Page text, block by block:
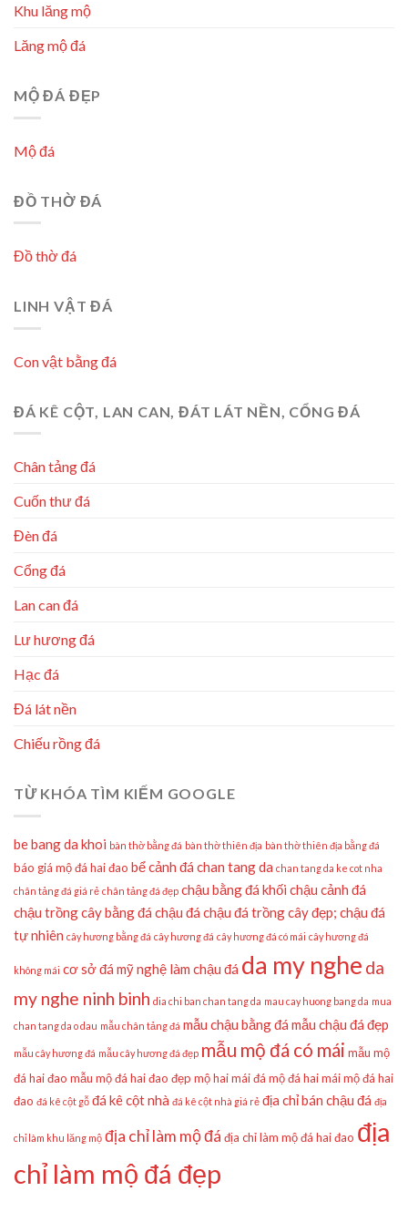
Khu lăng mộ
Lăng mộ đá
MỘ ĐÁ ĐẸP
Mộ đá
ĐỒ THỜ ĐÁ
Đồ thờ đá
LINH VẬT ĐÁ
Con vật bằng đá
ĐÁ KÊ CỘT, LAN CAN, ĐÁT LÁT NỀN, CỔNG ĐÁ
Chân tảng đá
Cuốn thư đá
Đèn đá
Cổng đá
Lan can đá
Lư hương đá
Hạc đá
Đá lát nền
Chiếu rồng đá
TỪ KHÓA TÌM KIẾM GOOGLE
be bang da khoi bàn thờ bằng đá bàn thờ thiên địa bàn thờ thiên địa bằng đá
báo giá mộ đá hai đao bể cảnh đá chan tang da chan tang da ke cot nha
chân tảng đá giá rẻ chân tảng đá đẹp chậu bằng đá khối chậu cảnh đá
chậu trồng cây bằng đá chậu đá chậu đá trồng cây đẹp; chậu đá
tự nhiên cây hương bằng đá cây hương đá cây hương đá có mái cây hương đá
không mái cơ sở đá mỹ nghệ làm chậu đá da my nghe da
my nghe ninh binh dia chi ban chan tang da mau cay huong bang da mua
chan tang da o dau mẫu chân tảng đá mẫu chậu bằng đá mẫu chậu đá đẹp
mẫu cây hương đá mẫu cây hương đá đẹp mẫu mộ đá có mái mẫu mộ
đá hai đao mẫu mộ đá hai đao đẹp mộ hai mái đá mộ đá hai máimộ đá hai
đao đá kê cột gỗ đá kê cột nhà đá kê cột nhà giá rẻ địa chỉ bán chậu đá địa
chỉ làm khu lăng mộ địa chỉ làm mộ đá địa chỉ làm mộ đá hai đao địa
chỉ làm mộ đá đẹp